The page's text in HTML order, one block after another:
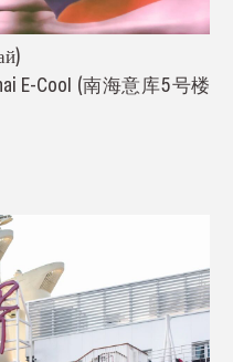
E-Cool (南海意库5号楼